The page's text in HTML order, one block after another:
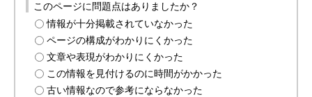
このページに問題点はありましたか？
情報が十分掲載されていなかった
ページの構成がわかりにくかった
文章や表現がわかりにくかった
この情報を見付けるのに時間がかかった
古い情報なので参考にならなかった